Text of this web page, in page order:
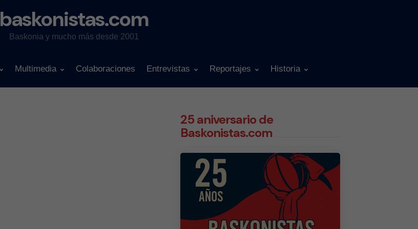
baskonistas.com
Baskonia y mucho más desde 2001
Multimedia Colaboraciones Entrevistas Reportajes Historia
25 aniversario de
Baskonistas.com